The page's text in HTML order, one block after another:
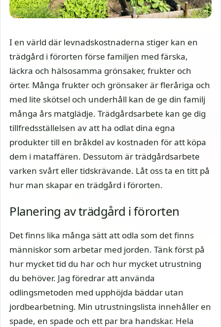
I en värld där levnadskostnaderna stiger kan en
trädgård i förorten förse familjen med färska,
läckra och hälsosamma grönsaker, frukter och
örter. Många frukter och grönsaker är fleråriga och
med lite skötsel och underhåll kan de ge din familj
många års matglädje. Trädgårdsarbete kan ge dig
tillfredsställelsen av att ha odlat dina egna
produkter till en bråkdel av kostnaden för att köpa
dem i mataffären. Dessutom är trädgårdsarbete
varken svårt eller tidskrävande. Låt oss ta en titt på
hur man skapar en trädgård i förorten.
Planering av trädgård i förorten
Det finns lika många sätt att odla som det finns
människor som arbetar med jorden. Tänk först på
hur mycket tid du har och hur mycket utrustning
du behöver. Jag föredrar att använda
odlingsmetoden med upphöjda bäddar utan
jordbearbetning. Min utrustningslista innehåller en
spade, en spade och ett par bra handskar. Hela